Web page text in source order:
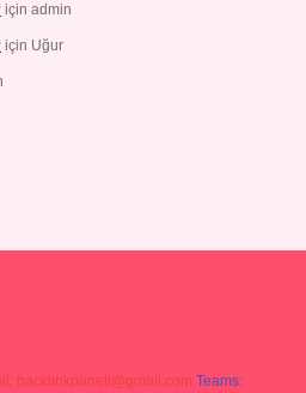
için admin
için Uğur
backlinkpaneli@gmail.com Teams: